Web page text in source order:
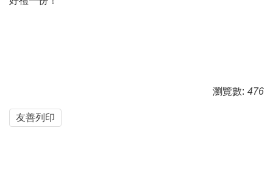
瀏覽數: 476
友善列印